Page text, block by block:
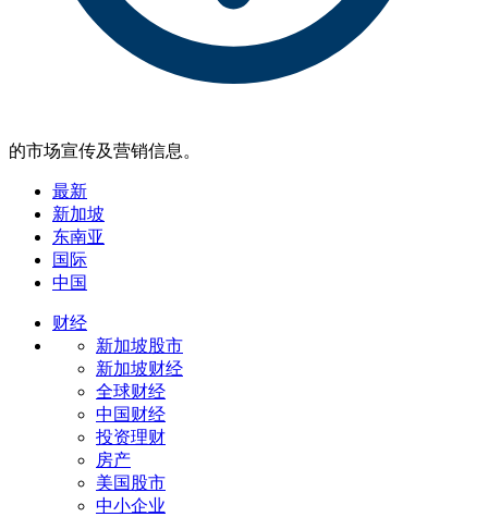
的市场宣传及营销信息。
最新
新加坡
东南亚
国际
中国
财经
新加坡股市
新加坡财经
全球财经
中国财经
投资理财
房产
美国股市
中小企业